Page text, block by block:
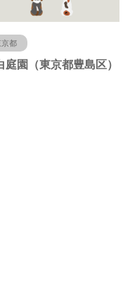
都
庭園（東京都豊島区）